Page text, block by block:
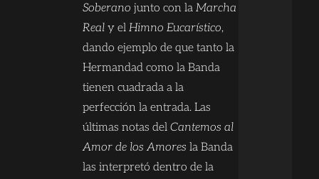
Soberano junto con la Marcha
Realy el Himno Eucarístico,
dando ejemplo de que tanto la
Hermandad como la Banda
tienen cuadrada a la
perfección la entrada. Las
últimas notas del Cantemos al
Amor de los Amores la Banda
las interpretó dentro de la